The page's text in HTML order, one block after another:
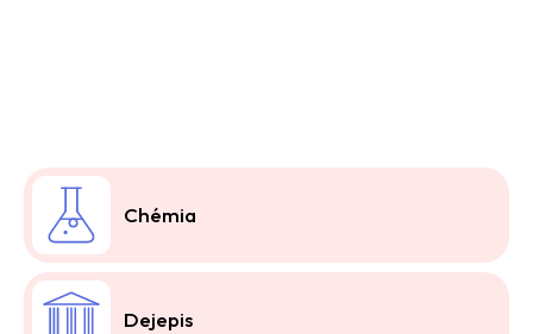
Chémia
Dejepis